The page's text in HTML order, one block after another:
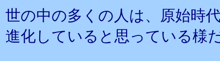
世の中の多くの人は、原始時
進化していると思っている様